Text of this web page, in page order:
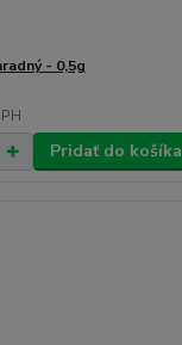
- 0,5g
Pridať do košíka